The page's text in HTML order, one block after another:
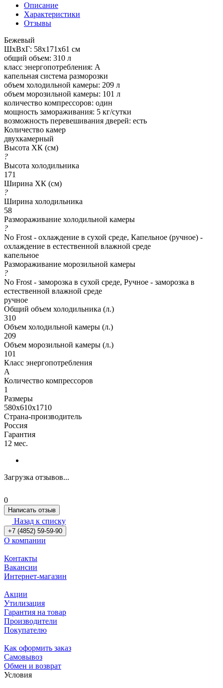
Описание
Характеристики
Отзывы
Бежевый
ШхВхГ: 58х171х61 см
общий объем: 310 л
класс энергопотребления: A
капельная система разморозки
объем холодильной камеры: 209 л
объем морозильной камеры: 101 л
количество компрессоров: один
мощность замораживания: 5 кг/сутки
возможность перевешивания дверей: есть
Количество камер
двухкамерный
Высота ХК (см)
?
Высота холодильника
171
Ширина ХК (см)
?
Ширина холодильника
58
Размораживание холодильной камеры
?
No Frost - охлаждение в сухой среде, Капельное (ручное) -
охлаждение в естественной влажной среде
капельное
Размораживание морозильной камеры
?
No Frost - заморозка в сухой среде, Ручное - заморозка в
естественной влажной среде
ручное
Общий объем холодильника (л.)
310
Объем холодильной камеры (л.)
209
Объем морозильной камеры (л.)
101
Класс энергопотребления
A
Количество компрессоров
1
Размеры
580х610х1710
Страна-производитель
Россия
Гарантия
12 мес.
Загрузка отзывов...
0
Написать отзыв
Назад к списку
+7 (4852) 59-59-90
О компании
Контакты
Вакансии
Интернет-магазин
Акции
Утилизация
Гарантия на товар
Производители
Покупателю
Как оформить заказ
Самовывоз
Обмен и возврат
Условия